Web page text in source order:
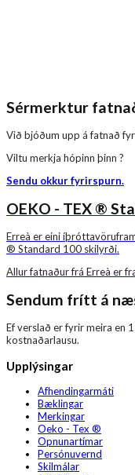
Sérmerktur
Við bjóðum upp á fatnað
Viltu merkja hópinn þinn ?
Sendu okkur fyrirspurn.
OEKO - TEX ®
Erreà er eini
® Standard 100 skilyrði.
Allur fatnaður frá Erreà er
Sendum frítt á
Ef verslað er fyrir meira en
kostnaðarlausu.
Upplýsingar
Afhendingarmáti
Bæklingar
Merkingar
Oeko - Tex ®
Opnunartímar
Persónuvernd
Skilmálar